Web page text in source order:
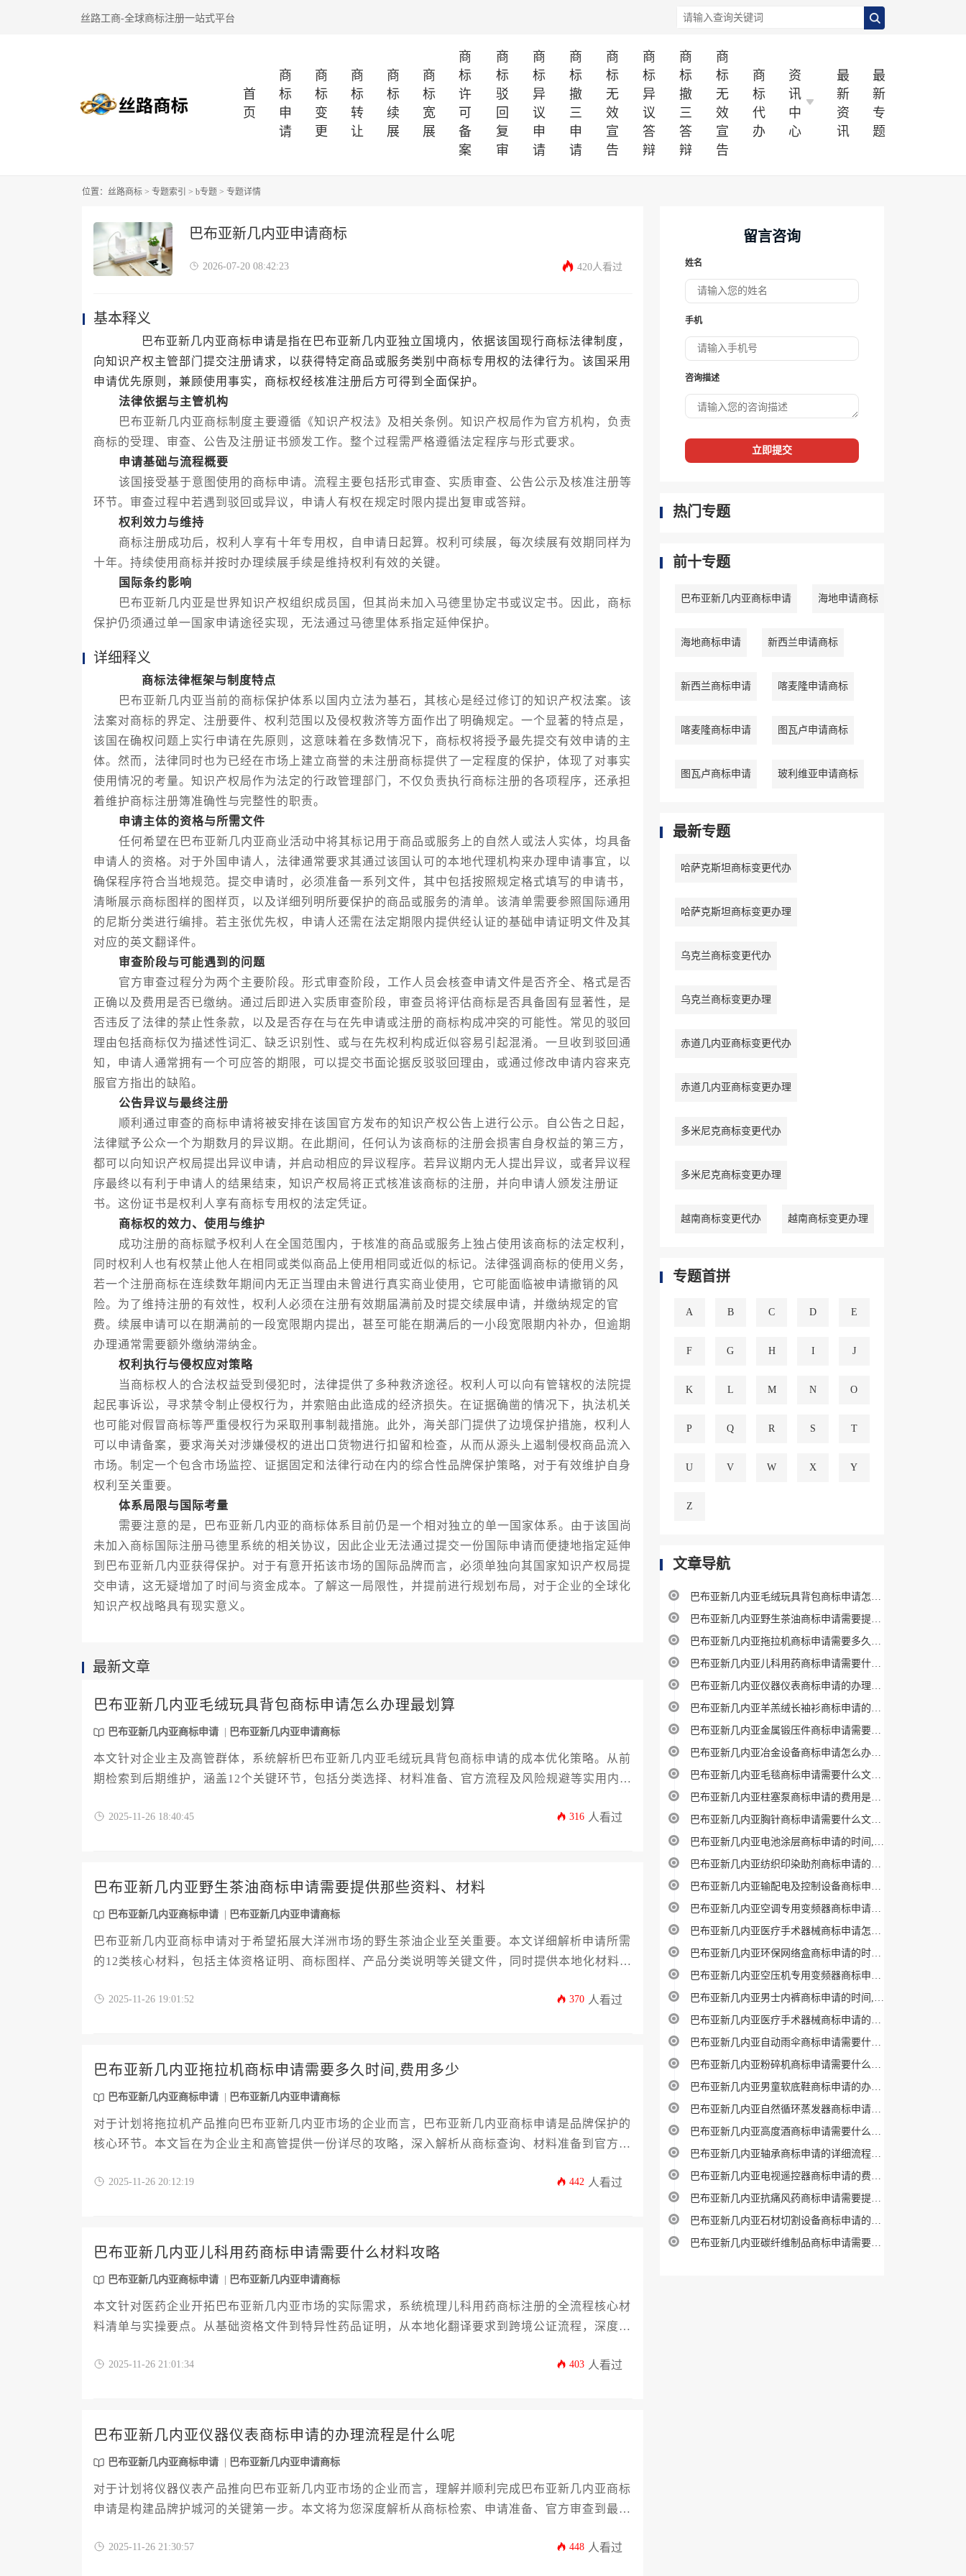
丝路工商-全球商标注册一站式平台
首
页
商
标
申
请
商
标
变
更
商
标
转
让
商
标
续
展
商
标
宽
展
商
标
许
可
备
案
商
标
驳
回
复
审
商
标
异
议
申
请
商
标
撤
三
申
请
商
标
无
效
宣
告
商
标
异
议
答
辩
商
标
撤
三
答
辩
商
标
无
效
宣
告
商
标
代
办
资
讯
中
心
最
新
资
讯
最
新
专
题
位置： 丝路商标 > 专题索引 > b专题 > 专题详情
巴布亚新几内亚申请商标
2026-07-20 08:42:23 420人看过
基本释义
巴布亚新几内亚商标申请是指在巴布亚新几内亚独立国境内，依据该国现行商标法律制度，
向知识产权主管部门提交注册请求，以获得特定商品或服务类别中商标专用权的法律行为。该国采用
申请优先原则，兼顾使用事实，商标权经核准注册后方可得到全面保护。
法律依据与主管机构
巴布亚新几内亚商标制度主要遵循《知识产权法》及相关条例。知识产权局作为官方机构，负责
商标的受理、审查、公告及注册证书颁发工作。整个过程需严格遵循法定程序与形式要求。
申请基础与流程概要
该国接受基于意图使用的商标申请。流程主要包括形式审查、实质审查、公告公示及核准注册等
环节。审查过程中若遇到驳回或异议，申请人有权在规定时限内提出复审或答辩。
权利效力与维持
商标注册成功后，权利人享有十年专用权，自申请日起算。权利可续展，每次续展有效期同样为
十年。持续使用商标并按时办理续展手续是维持权利有效的关键。
国际条约影响
巴布亚新几内亚是世界知识产权组织成员国，但其尚未加入马德里协定书或议定书。因此，商标
保护仍须通过单一国家申请途径实现，无法通过马德里体系指定延伸保护。
详细释义
商标法律框架与制度特点
巴布亚新几内亚当前的商标保护体系以国内立法为基石，其核心是经过修订的知识产权法案。该
法案对商标的界定、注册要件、权利范围以及侵权救济等方面作出了明确规定。一个显著的特点是，
该国在确权问题上实行申请在先原则，这意味着在多数情况下，商标权将授予最先提交有效申请的主
体。然而，法律同时也为已经在市场上建立商誉的未注册商标提供了一定程度的保护，体现了对事实
使用情况的考量。知识产权局作为法定的行政管理部门，不仅负责执行商标注册的各项程序，还承担
着维护商标注册簿准确性与完整性的职责。
申请主体的资格与所需文件
任何希望在巴布亚新几内亚商业活动中将其标记用于商品或服务上的自然人或法人实体，均具备
申请人的资格。对于外国申请人，法律通常要求其通过该国认可的本地代理机构来办理申请事宜，以
确保程序符合当地规范。提交申请时，必须准备一系列文件，其中包括按照规定格式填写的申请书，
清晰展示商标图样的图样页，以及详细列明所要保护的商品或服务的清单。该清单需要参照国际通用
的尼斯分类进行编排。若主张优先权，申请人还需在法定期限内提供经认证的基础申请证明文件及其
对应的英文翻译件。
审查阶段与可能遇到的问题
官方审查过程分为两个主要阶段。形式审查阶段，工作人员会核查申请文件是否齐全、格式是否
正确以及费用是否已缴纳。通过后即进入实质审查阶段，审查员将评估商标是否具备固有显著性，是
否违反了法律的禁止性条款，以及是否存在与在先申请或注册的商标构成冲突的可能性。常见的驳回
理由包括商标仅为描述性词汇、缺乏识别性、或与在先权利构成近似容易引起混淆。一旦收到驳回通
知，申请人通常拥有一个可应答的期限，可以提交书面论据反驳驳回理由，或通过修改申请内容来克
服官方指出的缺陷。
公告异议与最终注册
顺利通过审查的商标申请将被安排在该国官方发布的知识产权公告上进行公示。自公告之日起，
法律赋予公众一个为期数月的异议期。在此期间，任何认为该商标的注册会损害自身权益的第三方，
都可以向知识产权局提出异议申请，并启动相应的异议程序。若异议期内无人提出异议，或者异议程
序最终以有利于申请人的结果结束，知识产权局将正式核准该商标的注册，并向申请人颁发注册证
书。这份证书是权利人享有商标专用权的法定凭证。
商标权的效力、使用与维护
成功注册的商标赋予权利人在全国范围内，于核准的商品或服务上独占使用该商标的法定权利，
同时权利人也有权禁止他人在相同或类似商品上使用相同或近似的标记。法律强调商标的使用义务，
若一个注册商标在连续数年期间内无正当理由未曾进行真实商业使用，它可能面临被申请撤销的风
险。为了维持注册的有效性，权利人必须在注册有效期届满前及时提交续展申请，并缴纳规定的官
费。续展申请可以在期满前的一段宽限期内提出，甚至可能在期满后的一小段宽限期内补办，但逾期
办理通常需要额外缴纳滞纳金。
权利执行与侵权应对策略
当商标权人的合法权益受到侵犯时，法律提供了多种救济途径。权利人可以向有管辖权的法院提
起民事诉讼，寻求禁令制止侵权行为，并索赔由此造成的经济损失。在证据确凿的情况下，执法机关
也可能对假冒商标等严重侵权行为采取刑事制裁措施。此外，海关部门提供了边境保护措施，权利人
可以申请备案，要求海关对涉嫌侵权的进出口货物进行扣留和检查，从而从源头上遏制侵权商品流入
市场。制定一个包含市场监控、证据固定和法律行动在内的综合性品牌保护策略，对于有效维护自身
权利至关重要。
体系局限与国际考量
需要注意的是，巴布亚新几内亚的商标体系目前仍是一个相对独立的单一国家体系。由于该国尚
未加入商标国际注册马德里系统的相关协议，因此企业无法通过提交一份国际申请而便捷地指定延伸
到巴布亚新几内亚获得保护。对于有意开拓该市场的国际品牌而言，必须单独向其国家知识产权局提
交申请，这无疑增加了时间与资金成本。了解这一局限性，并提前进行规划布局，对于企业的全球化
知识产权战略具有现实意义。
最新文章
巴布亚新几内亚毛绒玩具背包商标申请怎么办理最划算
巴布亚新几内亚商标申请 巴布亚新几内亚申请商标
本文针对企业主及高管群体，系统解析巴布亚新几内亚毛绒玩具背包商标申请的成本优化策略。从前
期检索到后期维护，涵盖12个关键环节，包括分类选择、材料准备、官方流程及风险规避等实用内
2025-11-26 18:40:45 316 人看过
巴布亚新几内亚野生茶油商标申请需要提供那些资料、材料
巴布亚新几内亚商标申请 巴布亚新几内亚申请商标
巴布亚新几内亚商标申请对于希望拓展大洋洲市场的野生茶油企业至关重要。本文详细解析申请所需
的12类核心材料，包括主体资格证明、商标图样、产品分类说明等关键文件，同时提供本地化材料准
2025-11-26 19:01:52 370 人看过
巴布亚新几内亚拖拉机商标申请需要多久时间,费用多少
巴布亚新几内亚商标申请 巴布亚新几内亚申请商标
对于计划将拖拉机产品推向巴布亚新几内亚市场的企业而言，巴布亚新几内亚商标申请是品牌保护的
核心环节。本文旨在为企业主和高管提供一份详尽的攻略，深入解析从商标查询、材料准备到官方审
总费用则因申请策略和可能产生的额外成本，大致在数千至数万人民币区间浮动。
2025-11-26 20:12:19 442 人看过
巴布亚新几内亚儿科用药商标申请需要什么材料攻略
巴布亚新几内亚商标申请 巴布亚新几内亚申请商标
本文针对医药企业开拓巴布亚新几内亚市场的实际需求，系统梳理儿科用药商标注册的全流程核心材
料清单与实操要点。从基础资格文件到特异性药品证明，从本地化翻译要求到跨境公证流程，深度解
2025-11-26 21:01:34 403 人看过
巴布亚新几内亚仪器仪表商标申请的办理流程是什么呢
巴布亚新几内亚商标申请 巴布亚新几内亚申请商标
对于计划将仪器仪表产品推向巴布亚新几内亚市场的企业而言，理解并顺利完成巴布亚新几内亚商标
申请是构建品牌护城河的关键第一步。本文将为您深度解析从商标检索、申请准备、官方审查到最终
2025-11-26 21:30:57 448 人看过
留言咨询
姓名
手机
咨询描述
立即提交
热门专题
前十专题
巴布亚新几内亚商标申请 海地申请商标
海地商标申请 新西兰申请商标
新西兰商标申请 喀麦隆申请商标
喀麦隆商标申请 图瓦卢申请商标
图瓦卢商标申请 玻利维亚申请商标
最新专题
哈萨克斯坦商标变更代办
哈萨克斯坦商标变更办理
乌克兰商标变更代办
乌克兰商标变更办理
赤道几内亚商标变更代办
赤道几内亚商标变更办理
多米尼克商标变更代办
多米尼克商标变更办理
越南商标变更代办 越南商标变更办理
专题首拼
A B C D E
F G H I J
K L M N O
P Q R S T
U V W X Y
Z
文章导航
巴布亚新几内亚毛绒玩具背包商标申请怎么办理最划算
巴布亚新几内亚野生茶油商标申请需要提供那些资料、材料
巴布亚新几内亚拖拉机商标申请需要多久时间,费用多少
巴布亚新几内亚儿科用药商标申请需要什么材料攻略
巴布亚新几内亚仪器仪表商标申请的办理流程是什么呢
巴布亚新几内亚羊羔绒长袖衫商标申请的办理流程是什么呢
巴布亚新几内亚金属锻压件商标申请需要花多少钱办理
巴布亚新几内亚冶金设备商标申请怎么办理最划算
巴布亚新几内亚毛毯商标申请需要什么文件指南
巴布亚新几内亚柱塞泵商标申请的费用是多少呢
巴布亚新几内亚胸针商标申请需要什么文件指南
巴布亚新几内亚电池涂层商标申请的时间,要多久呢
巴布亚新几内亚纺织印染助剂商标申请的时间,要多久呢
巴布亚新几内亚输配电及控制设备商标申请怎么办理最划算
巴布亚新几内亚空调专用变频器商标申请的价格是多少呢
巴布亚新几内亚医疗手术器械商标申请怎么办理最划算
巴布亚新几内亚环保网络盒商标申请的时间,要多久呢
巴布亚新几内亚空压机专用变频器商标申请的详细流程介绍
巴布亚新几内亚男士内裤商标申请的时间,要多久呢
巴布亚新几内亚医疗手术器械商标申请的办理流程是什么呢
巴布亚新几内亚自动雨伞商标申请需要什么文件指南
巴布亚新几内亚粉碎机商标申请需要什么条件及要求
巴布亚新几内亚男童软底鞋商标申请的办理流程是什么呢
巴布亚新几内亚自然循环蒸发器商标申请怎么办理最划算
巴布亚新几内亚高度酒商标申请需要什么材料攻略
巴布亚新几内亚轴承商标申请的详细流程介绍
巴布亚新几内亚电视遥控器商标申请的费用是多少呢
巴布亚新几内亚抗痛风药商标申请需要提供那些资料、材料
巴布亚新几内亚石材切割设备商标申请的详细流程介绍
巴布亚新几内亚碳纤维制品商标申请需要提供那些资料、材料